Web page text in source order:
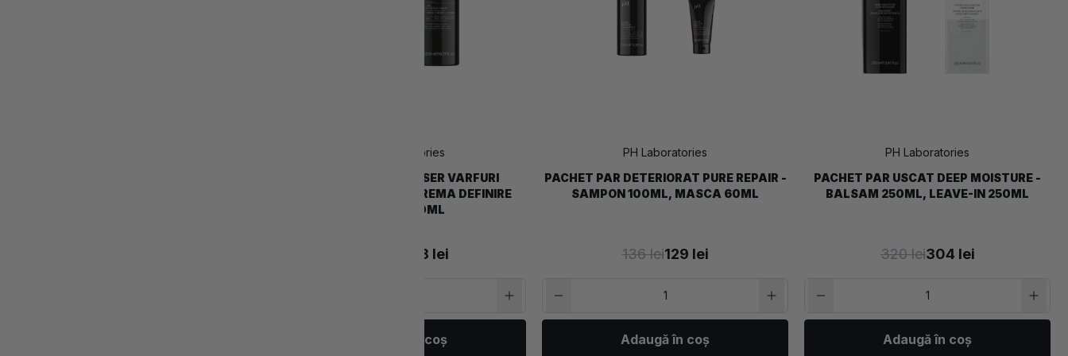
PH Laboratories
PACHET STYLING - SER VARFURI
DESPICATE 100ML, CREMA DEFINIRE
BUCLE 200ML
318 lei
Adaugă în coș
PH Laboratories
PACHET PAR DETERIORAT PURE REPAIR -
SAMPON 100ML, MASCA 60ML
136 lei129 lei
Adaugă în coș
PH Laboratories
PACHET PAR USCAT DEEP MOISTURE -
BALSAM 250ML, LEAVE-IN 250ML
320 lei304 lei
Adaugă în coș